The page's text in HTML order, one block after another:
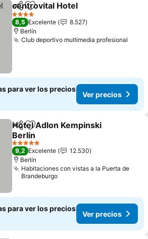
CompartirAñadir a favoritos
centrovital Hotel
4 Estrellas
8,5 Excelente
8.527
Berlín
Club deportivo multimedia profesional
para ver los precios
Ver precios
CompartirAñadir a favoritos
Hotel Adlon Kempinski
Berlin
5 Estrellas
9,2 Excelente
12.530
Berlín
Habitaciones con vistas a la Puerta de
Brandeburgo
para ver los precios
Ver precios